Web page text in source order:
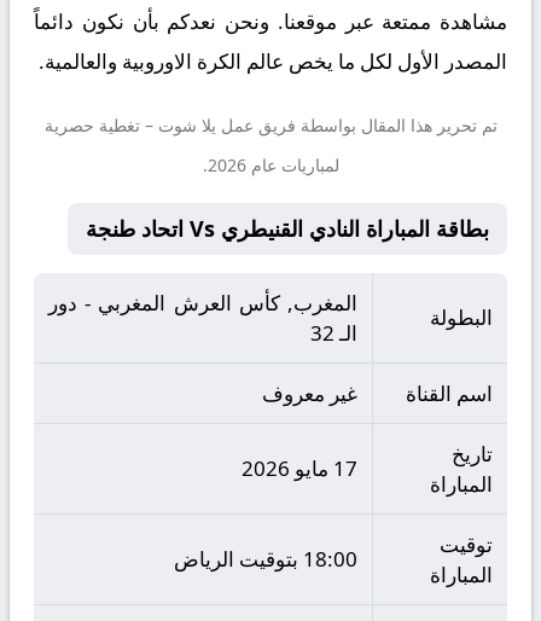
مشاهدة ممتعة عبر موقعنا. ونحن نعدكم بأن نكون دائماً
المصدر الأول لكل ما يخص عالم الكرة الاوروبية والعالمية.
تم تحرير هذا المقال بواسطة فريق عمل يلا شوت – تغطية حصرية
لمباريات عام 2026.
بطاقة المباراة النادي القنيطري Vs اتحاد طنجة
البطولة
المغرب, كأس العرش المغربي - دور
الـ 32
اسم القناة غير معروف
تاريخ
المباراة
17 مايو 2026
توقيت
المباراة
18:00 بتوقيت الرياض